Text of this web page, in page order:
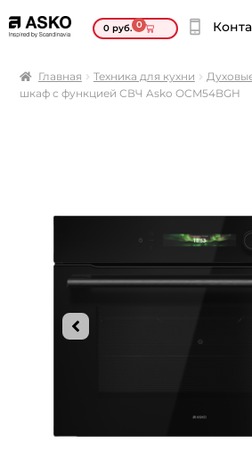
0руб. 0
Главная Техника для кухни
шкаф с функцией СВЧ Asko OCM54BGH